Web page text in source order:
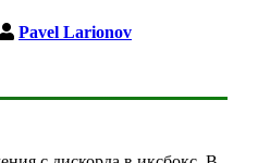
Pavel Larionov